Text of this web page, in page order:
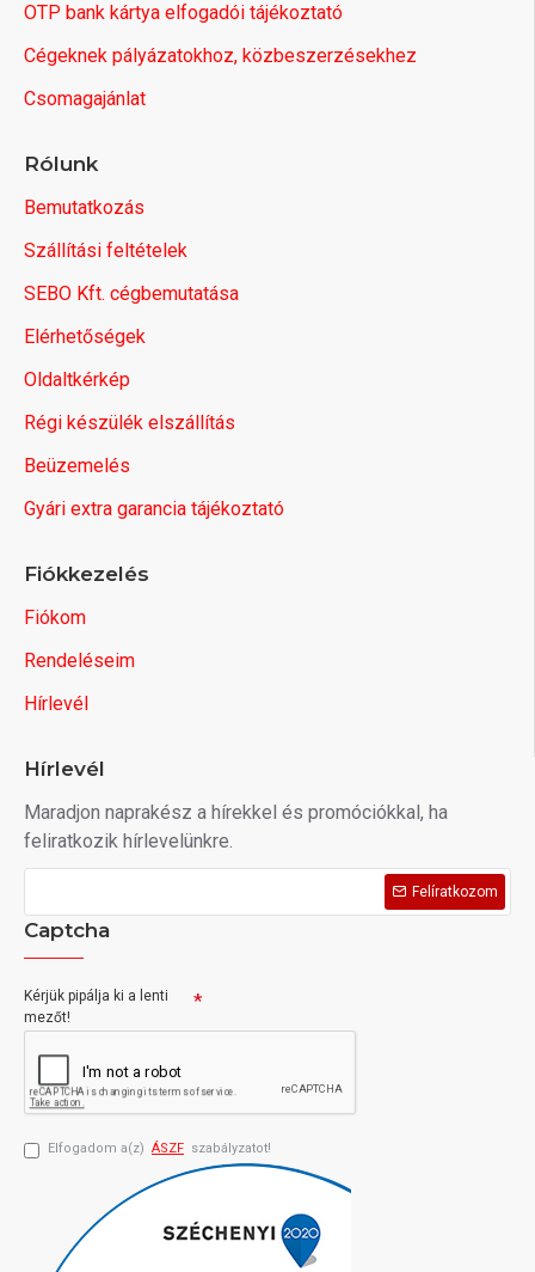
OTP bank kártya elfogadói tájékoztató
Cégeknek pályázatokhoz, közbeszerzésekhez
Csomagajánlat
Rólunk
Bemutatkozás
Szállítási feltételek
SEBO Kft. cégbemutatása
Elérhetőségek
Oldaltkérkép
Régi készülék elszállítás
Beüzemelés
Gyári extra garancia tájékoztató
Fiókkezelés
Fiókom
Rendeléseim
Hírlevél
Hírlevél
Maradjon naprakész a hírekkel és promóciókkal, ha
feliratkozik hírlevelünkre.
Felíratkozom
Captcha
Kérjük pipálja ki a lenti
mezőt!
Elfogadom a(z) ÁSZF szabályzatot!